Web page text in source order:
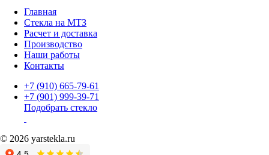
Главная
Стекла на МТЗ
Расчет и доставка
Производство
Наши работы
Контакты
+7 (910) 665-79-61
+7 (901) 999-39-71
Подобрать стекло
© 2026 yarstekla.ru